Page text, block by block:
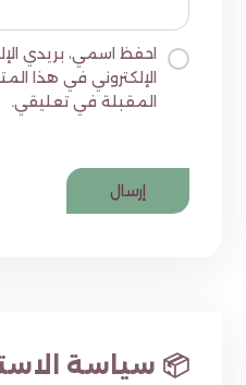
احفظ اسمي، بريدي
الإلكتروني في هذا
المقبلة في تعليقي.
📦 سياسة